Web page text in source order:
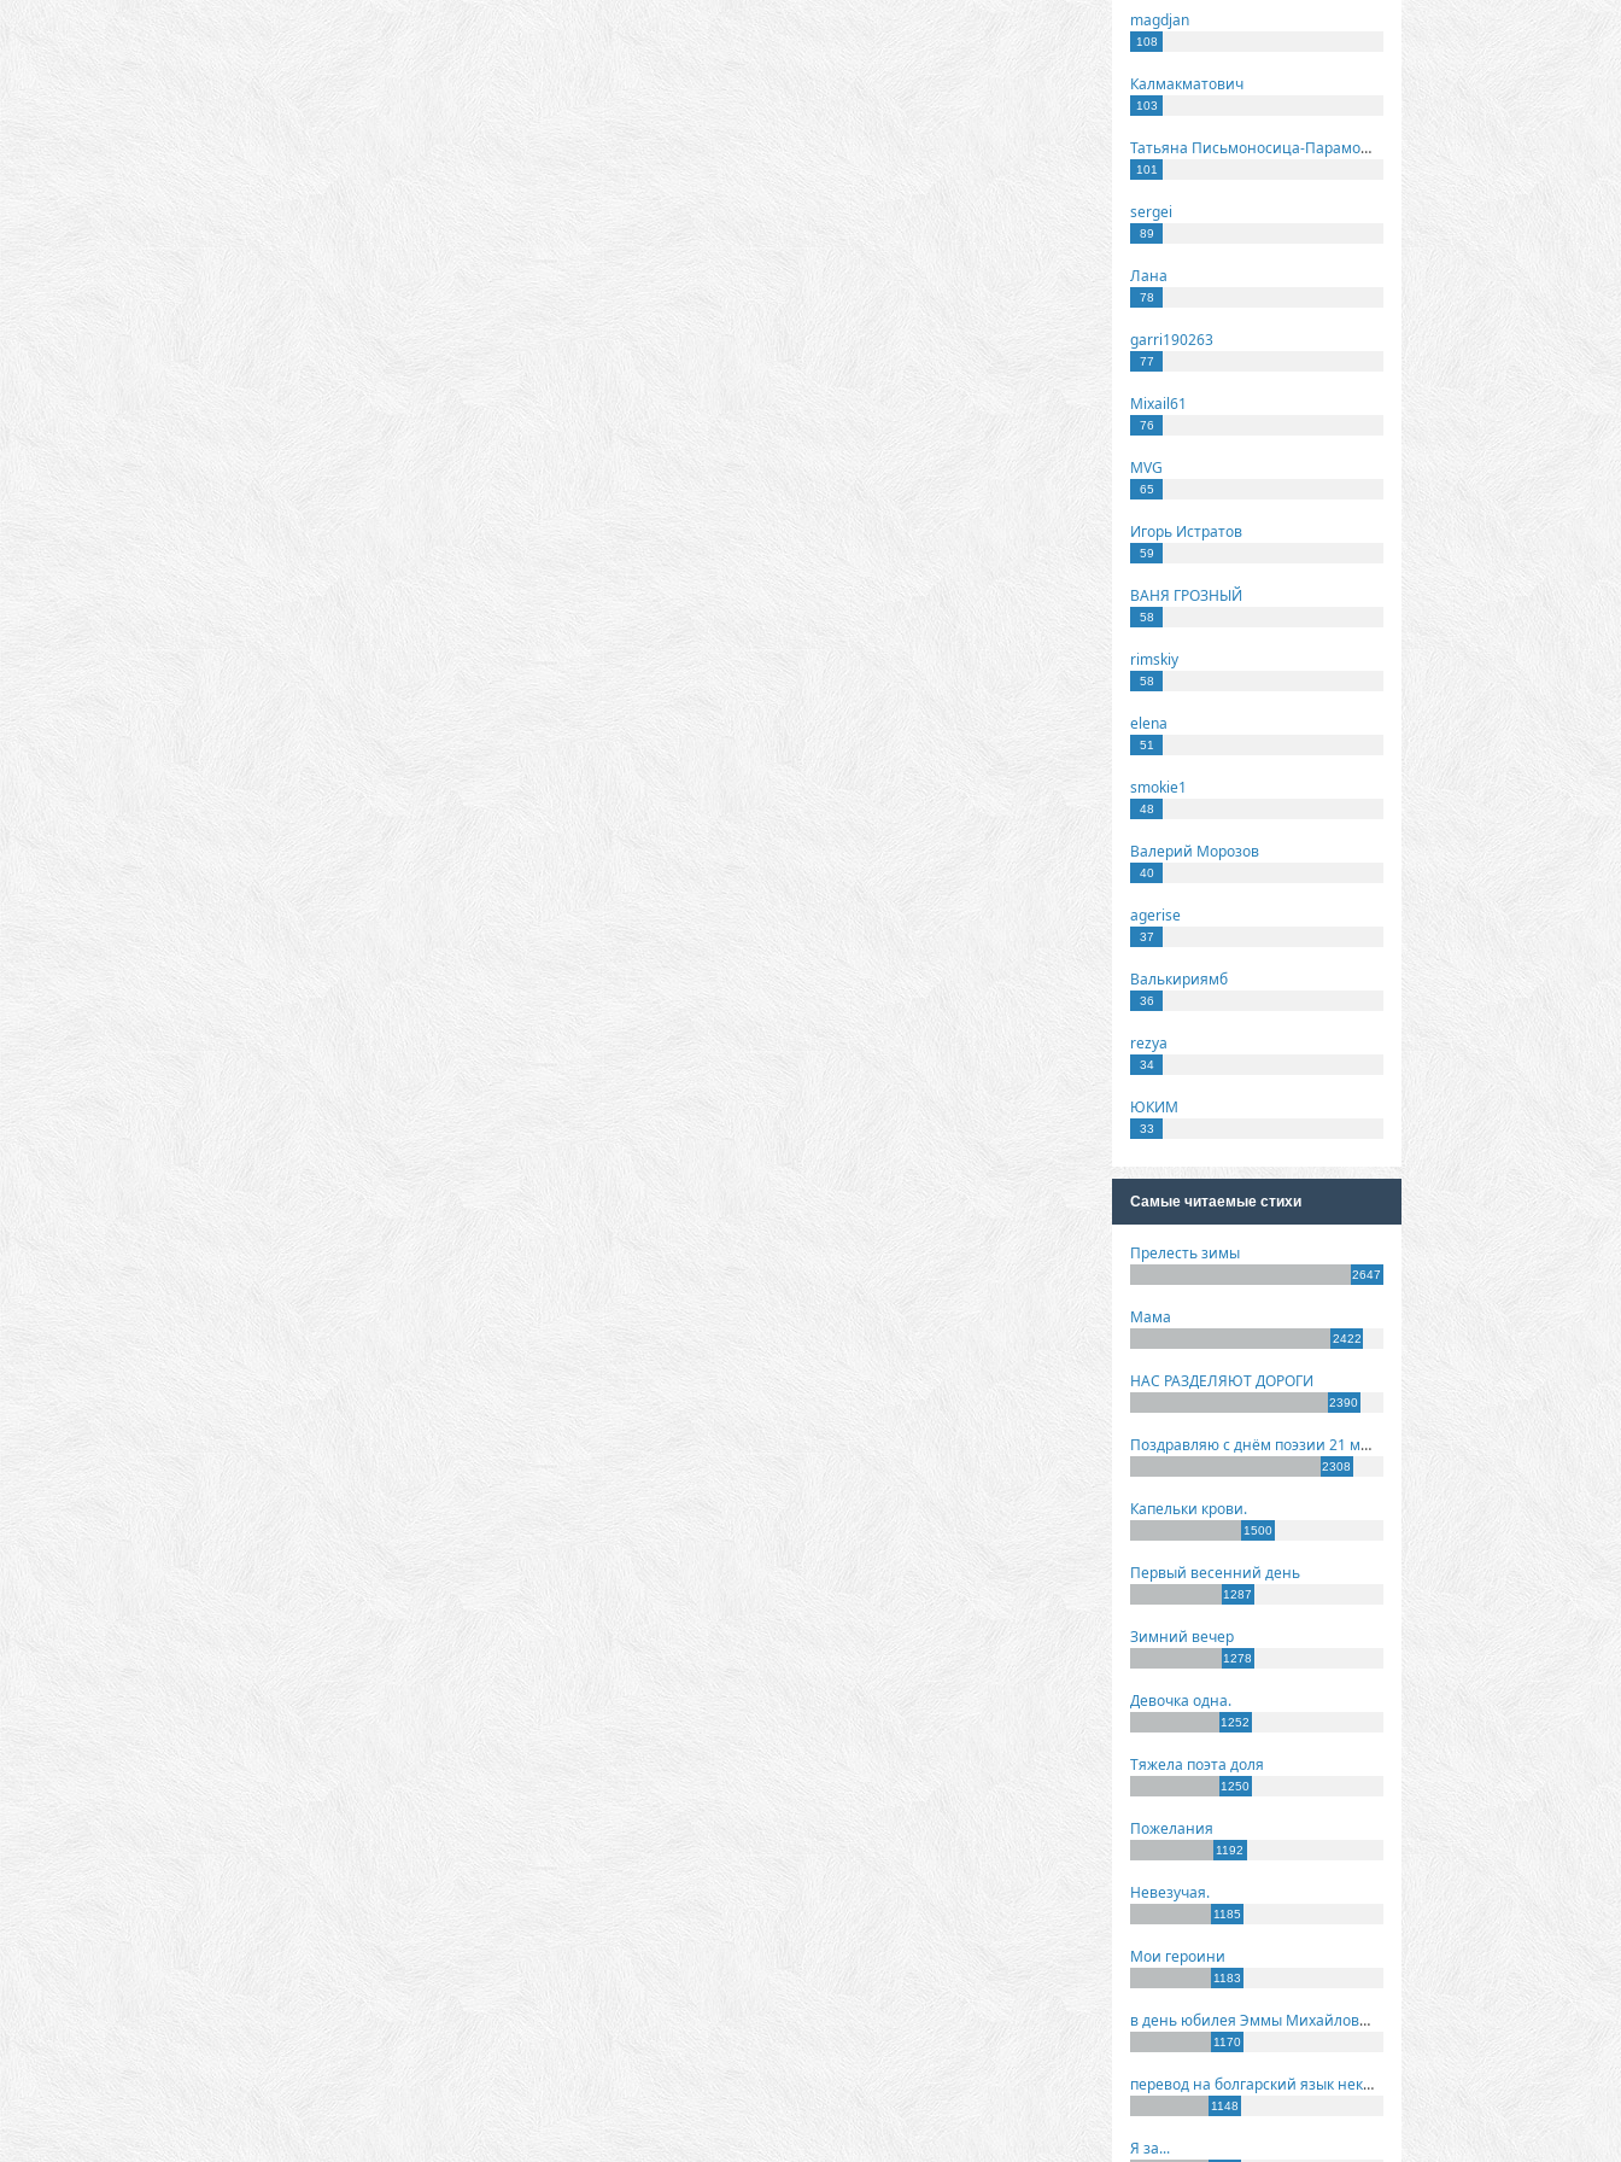
magdjan
108
Калмакматович
103
Татьяна Письмоносица-Парамонова
101
sergei
89
Лана
78
garri190263
77
Mixail61
76
MVG
65
Игорь Истратов
59
ВАНЯ ГРОЗНЫЙ
58
rimskiy
58
elena
51
smokie1
48
Валерий Морозов
40
agerise
37
Валькириямб
36
rezya
34
ЮКИМ
33
Самые читаемые стихи
Прелесть зимы
2647
Мама
2422
НАС РАЗДЕЛЯЮТ ДОРОГИ
2390
Поздравляю с днём поэзии 21 марта!
2308
Капельки крови.
1500
Первый весенний день
1287
Зимний вечер
1278
Девочка одна.
1252
Тяжела поэта доля
1250
Пожелания
1192
Невезучая.
1185
Мои героини
1183
в день юбилея Эммы Михайловны Киселевой
1170
перевод на болгарский язык некоторых моих стихов
1148
Я за...